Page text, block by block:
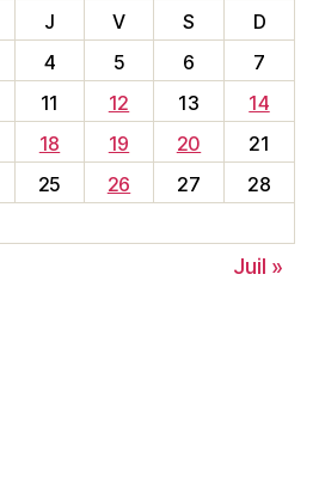
J V S
D
4 5 6
7
11 12 13
14
18 19 20
21
25 26 27
28
Juil »